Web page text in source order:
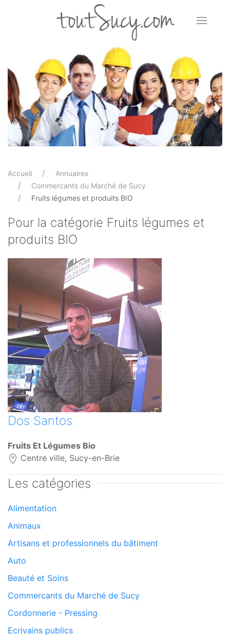
toutSucy.com
Accueil
Annuaires
Commercants du Marché de Sucy
Fruits légumes et produits BIO
Pour la catégorie Fruits légumes et
produits BIO
Dos Santos
Fruits Et Légumes Bio
Centre ville, Sucy-en-Brie
Les catégories
Alimentation
Animaux
Artisans et professionnels du bâtiment
Auto
Beauté et Soins
Commercants du Marché de Sucy
Cordonnerie - Pressing
Ecrivains publics